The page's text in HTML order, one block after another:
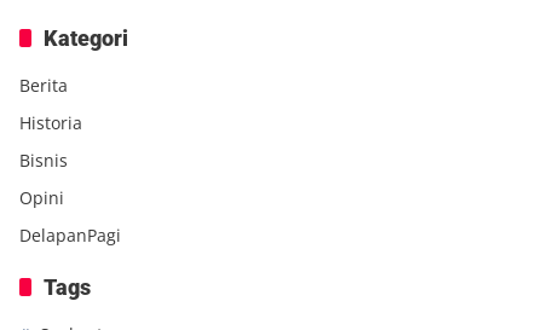
Kategori
Berita
Historia
Bisnis
Opini
DelapanPagi
Tags